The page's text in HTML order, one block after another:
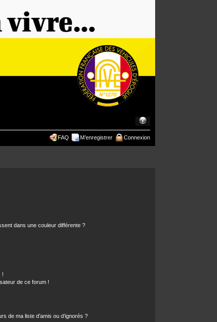
FAQ M’enregistrer Connexion
dans une couleur différente ?
!
de ce forum !
de ma liste d’amis ou d’ignorés ?